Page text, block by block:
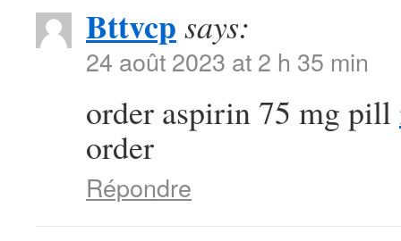
Bttvcp says:
24 août 2023 at 2 h 35 min
order aspirin 75 mg pill
order
Répondre